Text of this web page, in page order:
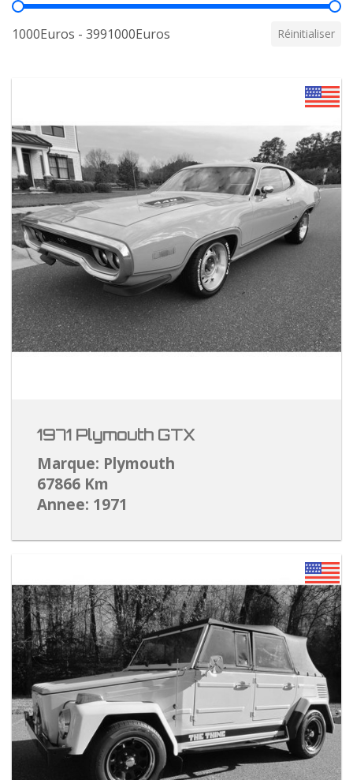
Prix
1000Euros - 3991000Euros Réinitialiser
1971 Plymouth GTX
Marque: Plymouth
67866 Km
Annee: 1971